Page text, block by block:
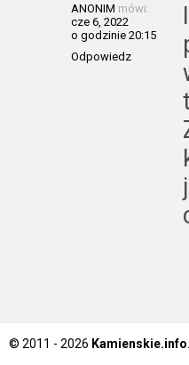
ANONIM mówi:
cze 6, 2022
o godzinie 20:15
Odpowiedz
© 2011 - 2026 Kamienskie.info